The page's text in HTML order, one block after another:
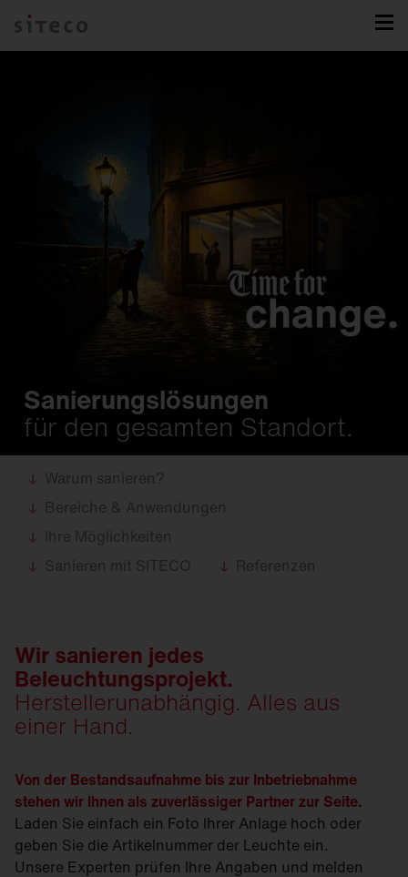
Sanierungslösungen
für den gesamten Standort.
Warum sanieren?
Bereiche & Anwendungen
Ihre Möglichkeiten
Sanieren mit SITECO
Referenzen
Wir sanieren jedes
Beleuchtungsprojekt.
Herstellerunabhängig. Alles aus
einer Hand.
Von der Bestandsaufnahme bis zur Inbetriebnahme
stehen wir Ihnen als zuverlässiger Partner zur Seite.
Laden Sie einfach ein Foto Ihrer Anlage hoch oder
geben Sie die Artikelnummer der Leuchte ein.
Unsere Experten prüfen Ihre Angaben und melden